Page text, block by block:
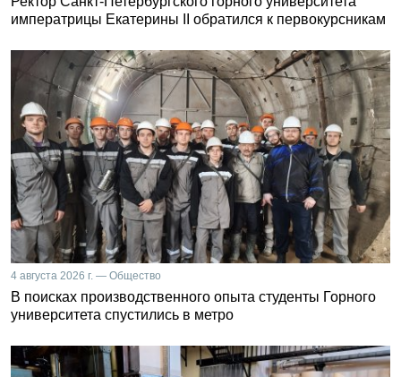
императрицы Екатерины II обратился к первокурсникам
4 августа 2026 г. — Общество
В поисках производственного опыта студенты Горного
университета спустились в метро